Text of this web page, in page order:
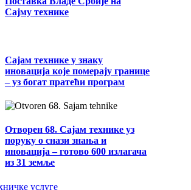
Сајму технике
Сајам технике у знаку
иновација које померају границе
– уз богат пратећи програм
Отворен 68. Сајам технике уз
поруку о снази знања и
иновација – готово 600 излагача
из 31 земље
услуге